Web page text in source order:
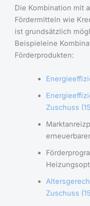
Die Kombination mit
Fördermitteln wie
ist grundsätzlich
Beispieleine
Förderprodukten:
Zuschuss
Zuschuss